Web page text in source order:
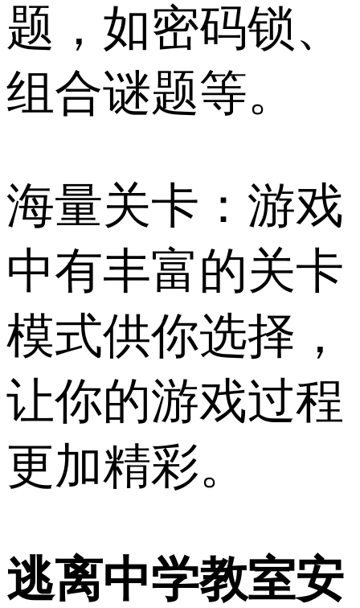
题，如密码锁、
组合谜题等。
海量关卡：游戏
中有丰富的关卡
模式供你选择，
让你的游戏过程
更加精彩。
逃离中学教室安